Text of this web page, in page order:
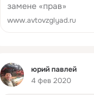
замене «прав»
www.avtovzglyad.ru
Фид
юрий павлей
4 фев 2020